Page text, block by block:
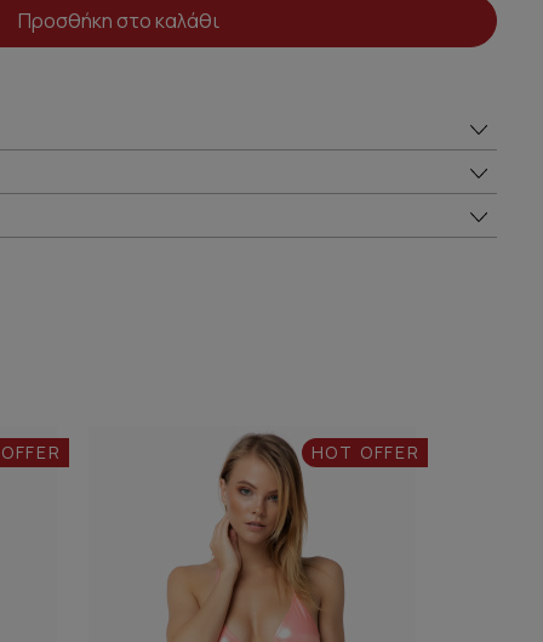
Προσθήκη στο καλάθι
HOT OFFER